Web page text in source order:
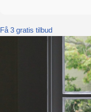
Få 3 gratis tilbud